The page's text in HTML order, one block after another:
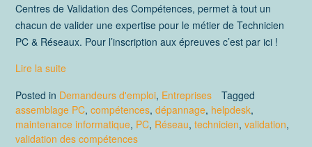
Centres de Validation des Compétences, permet à tout un
chacun de valider une expertise pour le métier de Technicien
PC & Réseaux. Pour l’inscription aux épreuves c’est par ici !
Lire la suite
Posted in Demandeurs d'emploi, Entreprises
Tagged
assemblage PC, compétences, dépannage, helpdesk,
maintenance informatique, PC, Réseau, technicien, validation,
validation des compétences